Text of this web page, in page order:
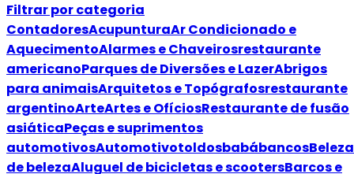
Filtrar por categoria
ContadoresAcupunturaAr Condicionado e
AquecimentoAlarmes e Chaveirosrestaurante
americanoParques de Diversões e LazerAbrigos
para animaisArquitetos e Topógrafosrestaurante
argentinoArteArtes e OfíciosRestaurante de fusão
asiáticaPeças e suprimentos
automotivosAutomotivotoldosbabábancosBeleza
de belezaAluguel de bicicletas e scootersBarcos e